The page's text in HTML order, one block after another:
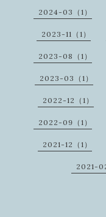
2024-03（1）
2023-11（1）
2023-08（1）
2023-03（1）
2022-12（1）
2022-09（1）
2021-12（1）
2021-02